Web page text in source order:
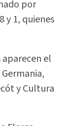
por
y 1, quienes
el
y Cultura